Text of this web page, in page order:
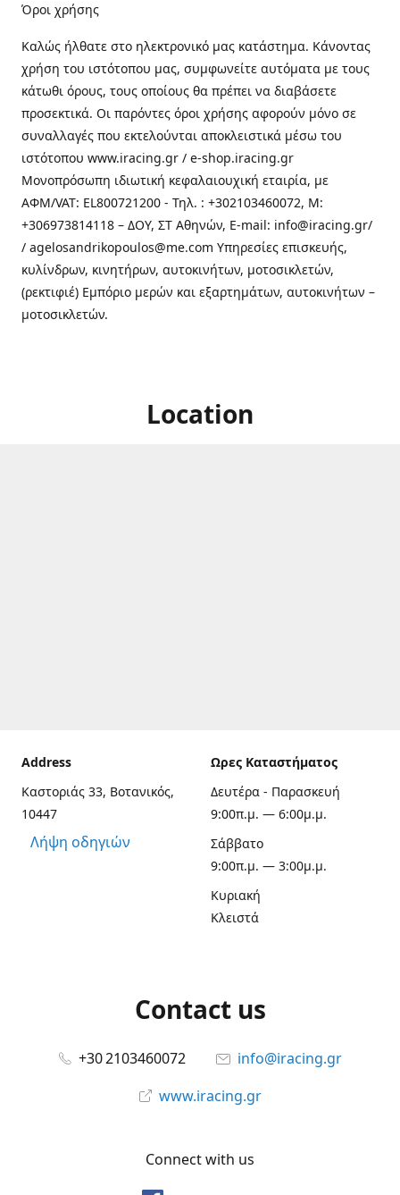
Όροι χρήσης
Καλώς ήλθατε στo ηλεκτρονικό μας κατάστημα. Κάνοντας
χρήση του ιστότοπου μας, συμφωνείτε αυτόματα με τους
κάτωθι όρους, τους οποίους θα πρέπει να διαβάσετε
προσεκτικά. Οι παρόντες όροι χρήσης αφορούν μόνο σε
συναλλαγές που εκτελούνται αποκλειστικά μέσω του
ιστότοπου www.iracing.gr / e-shop.iracing.gr
Μονοπρόσωπη ιδιωτική κεφαλαιουχική εταιρία, με
ΑΦΜ/VAT: EL800721200 - Τηλ. : +302103460072, M:
+306973814118 – ΔΟΥ, ΣΤ Αθηνών, E-mail: info@iracing.gr/
/ agelosandrikopoulos@me.com Υπηρεσίες επισκευής,
κυλίνδρων, κινητήρων, αυτοκινήτων, μοτοσικλετών,
(ρεκτιφιέ) Εμπόριο μερών και εξαρτημάτων, αυτοκινήτων –
μοτοσικλετών.
Location
Address
Καστοριάς 33, Βοτανικός,
10447
Λήψη οδηγιών
Ωρες Καταστήματος
Δευτέρα - Παρασκευή
9:00π.μ. — 6:00μ.μ.
Σάββατο
9:00π.μ. — 3:00μ.μ.
Κυριακή
Κλειστά
Contact us
+30 2103460072
info@iracing.gr
www.iracing.gr
Connect with us